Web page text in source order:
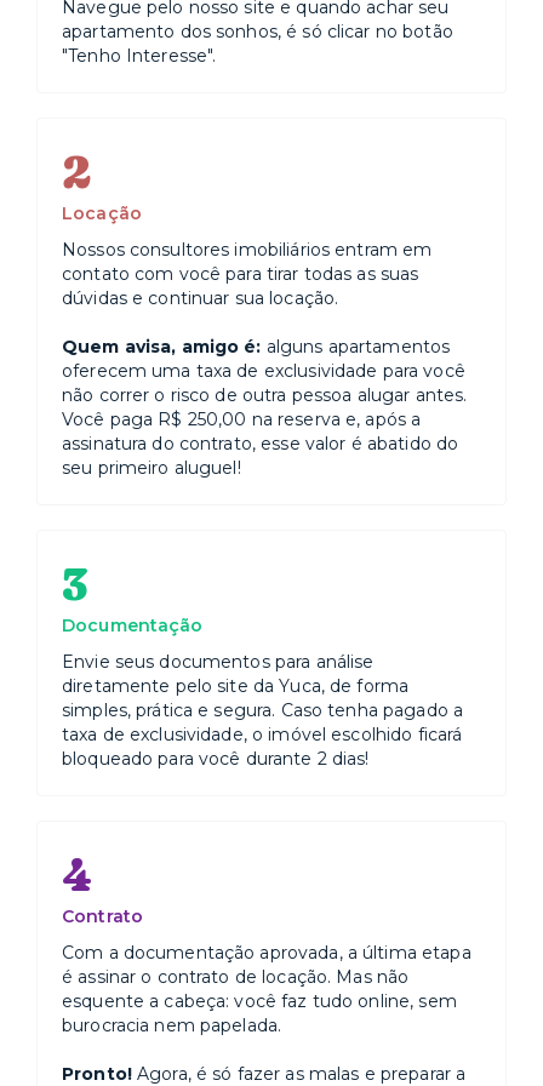
Navegue pelo nosso site e quando achar seu
apartamento dos sonhos, é só clicar no botão
"Tenho Interesse".
2
Locação
Nossos consultores imobiliários entram em
contato com você para tirar todas as suas
dúvidas e continuar sua locação.
Quem avisa, amigo é: alguns apartamentos
oferecem uma taxa de exclusividade para você
não correr o risco de outra pessoa alugar antes.
Você paga R$ 250,00 na reserva e, após a
assinatura do contrato, esse valor é abatido do
seu primeiro aluguel!
3
Documentação
Envie seus documentos para análise
diretamente pelo site da Yuca, de forma
simples, prática e segura. Caso tenha pagado a
taxa de exclusividade, o imóvel escolhido ficará
bloqueado para você durante 2 dias!
4
Contrato
Com a documentação aprovada, a última etapa
é assinar o contrato de locação. Mas não
esquente a cabeça: você faz tudo online, sem
burocracia nem papelada.
Pronto!Agora, é só fazer as malas e preparar a